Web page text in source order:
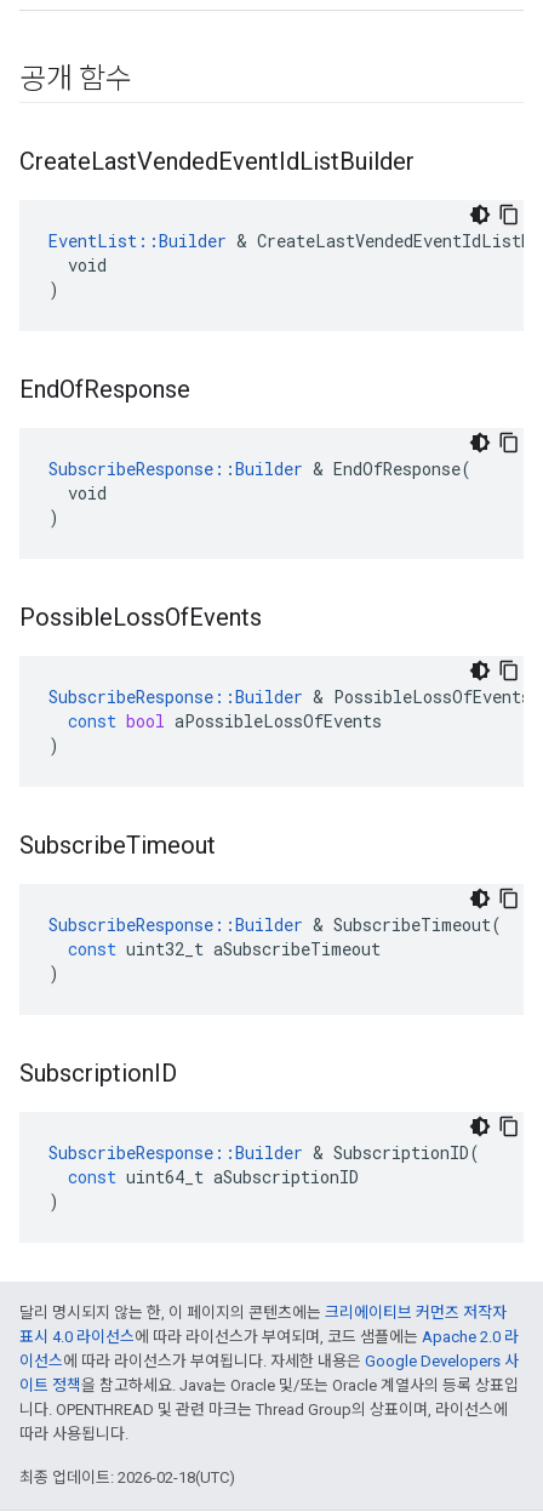
공개 함수
CreateLastVendedEventIdListBuilder
EventList::Builder &
  void
)
EndOfResponse
SubscribeResponse::Builder & EndOfResponse(
  void
)
PossibleLossOfEvents
SubscribeResponse ::Builder & PossibleLossOfEvents
const bool aPossibleLossOfEvents
)
SubscribeTimeout
SubscribeResponse ::Builder & SubscribeTimeout(
const uint32_t aSubscribeTimeout
)
SubscriptionID
SubscribeResponse ::Builder & SubscriptionID(
const uint64_t aSubscriptionID
)
달리 명시되지 않는 한, 이 페이지의 콘텐츠에는 크리에이티브 커먼즈 저작자
표시 4.0 라이선스에 따라 라이선스가 부여되며, 코드 샘플에는 Apache 2.0 라
이선스에 따라 라이선스가 부여됩니다. 자세한 내용은 Google Developers 사
이트 정책을 참고하세요. Java는 Oracle 및/또는 Oracle 계열사의 등록 상표입
니다. OPENTHREAD 및 관련 마크는 Thread Group의 상표이며, 라이선스에
따라 사용됩니다.
최종 업데이트: 2026-02-18(UTC)